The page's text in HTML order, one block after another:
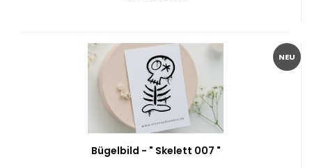
NEU
Bügelbild - " Skelett 007 "